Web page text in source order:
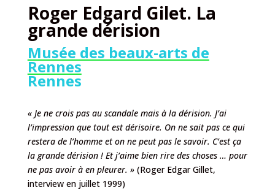
Roger Edgard Gilet. La
grande dérision
Musée des beaux-arts de
Rennes
Rennes
« Je ne crois pas au scandale mais à la dérision. J’ai
l’impression que tout est dérisoire. On ne sait pas ce qui
restera de l’homme et on ne peut pas le savoir. C’est ça
la grandedérision ! Et j’aime bien rire des choses … pour
ne pas avoir à en pleurer. » (Roger Edgar Gillet,
interview en juillet 1999)